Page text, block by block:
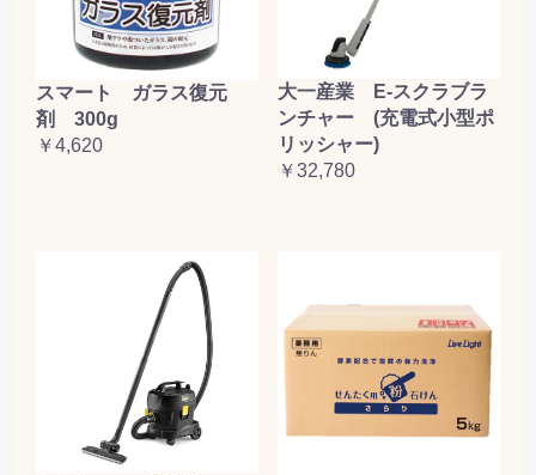
スマート ガラス復元
剤 300g
￥4,620
大一産業 E-スクラブラ
ンチャー (充電式小型ポ
リッシャー)
￥32,780